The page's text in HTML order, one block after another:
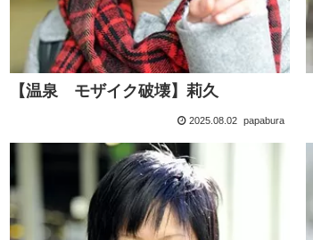
【温泉 モザイク破壊】莉久
2025.08.02 papabura